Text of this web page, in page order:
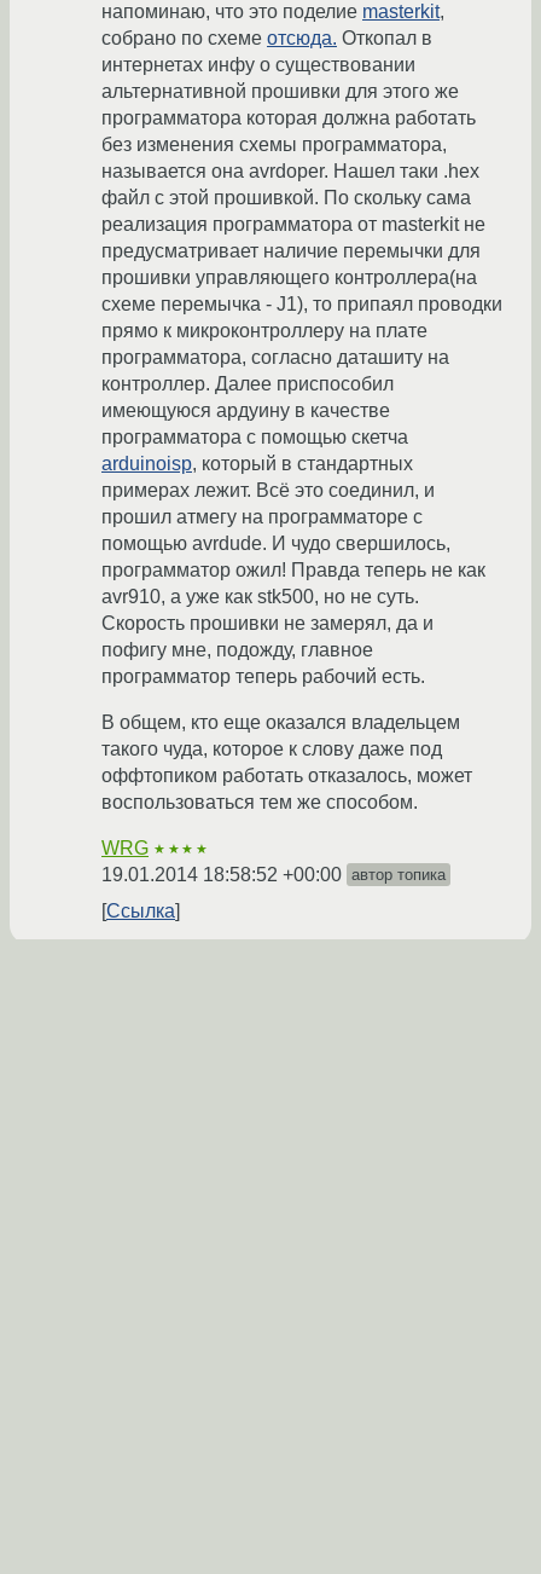
напоминаю, что это поделие masterkit,
собрано по схеме отсюда. Откопал в
интернетах инфу о существовании
альтернативной прошивки для этого же
программатора которая должна работать
без изменения схемы программатора,
называется она avrdoper. Нашел таки .hex
файл с этой прошивкой. По скольку сама
реализация программатора от masterkit не
предусматривает наличие перемычки для
прошивки управляющего контроллера(на
схеме перемычка - J1), то припаял проводки
прямо к микроконтроллеру на плате
программатора, согласно даташиту на
контроллер. Далее приспособил
имеющуюся ардуину в качестве
программатора с помощью скетча
arduinoisp, который в стандартных
примерах лежит. Всё это соединил, и
прошил атмегу на программаторе с
помощью avrdude. И чудо свершилось,
программатор ожил! Правда теперь не как
avr910, а уже как stk500, но не суть.
Скорость прошивки не замерял, да и
пофигу мне, подожду, главное
программатор теперь рабочий есть.
В общем, кто еще оказался владельцем
такого чуда, которое к слову даже под
оффтопиком работать отказалось, может
воспользоваться тем же способом.
WRG ★★★★
19.01.2014 18:58:52 +00:00 автор топика
Ссылка